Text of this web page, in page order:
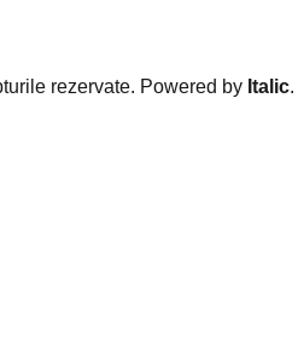
rezervate. Powered by Italic.